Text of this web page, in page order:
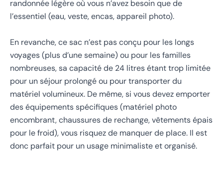
randonnée légère où vous n’avez besoin que de
l’essentiel (eau, veste, encas, appareil photo).
En revanche, ce sac n’est pas conçu pour les longs
voyages (plus d’une semaine) ou pour les familles
nombreuses, sa capacité de 24 litres étant trop limitée
pour un séjour prolongé ou pour transporter du
matériel volumineux. De même, si vous devez emporter
des équipements spécifiques (matériel photo
encombrant, chaussures de rechange, vêtements épais
pour le froid), vous risquez de manquer de place. Il est
donc parfait pour un usage minimaliste et organisé.